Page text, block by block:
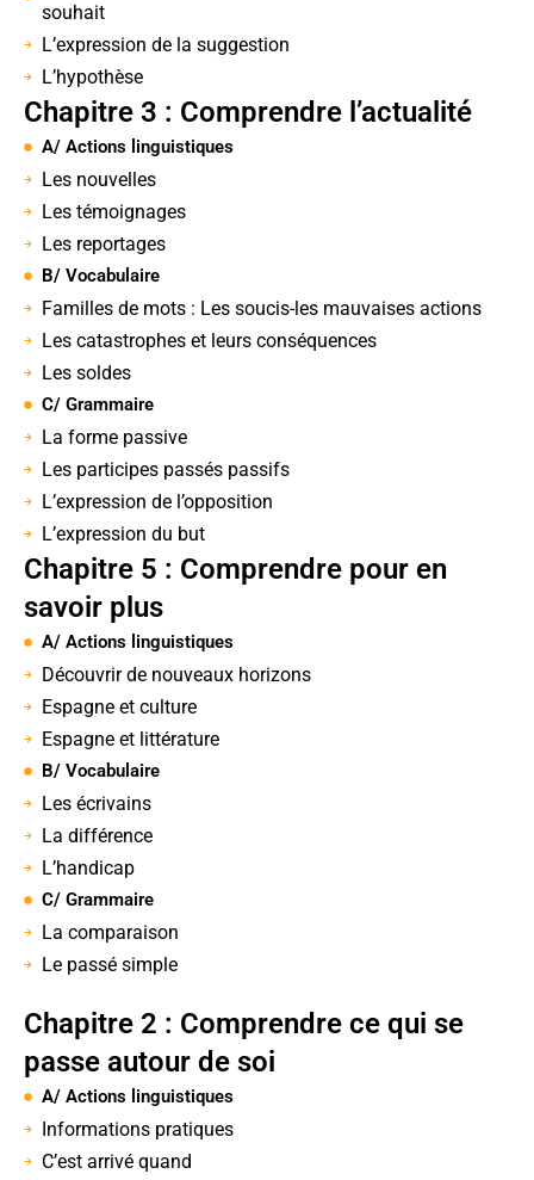
souhait
L’expression de la suggestion
L’hypothèse
Chapitre 3 : Comprendre l’actualité
A/ Actions linguistiques
Les nouvelles
Les témoignages
Les reportages
B/ Vocabulaire
Familles de mots : Les soucis-les mauvaises actions
Les catastrophes et leurs conséquences
Les soldes
C/ Grammaire
La forme passive
Les participes passés passifs
L’expression de l’opposition
L’expression du but
Chapitre 5 : Comprendre pour en
savoir plus
A/ Actions linguistiques
Découvrir de nouveaux horizons
Espagne et culture
Espagne et littérature
B/ Vocabulaire
Les écrivains
La différence
L’handicap
C/ Grammaire
La comparaison
Le passé simple
Chapitre 2 : Comprendre ce qui se
passe autour de soi
A/ Actions linguistiques
Informations pratiques
C’est arrivé quand